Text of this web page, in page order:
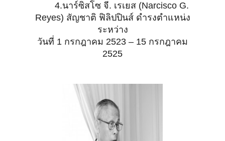
4.นาร์ซิสโซ จี. เรเยส (Narcisco G.
Reyes) สัญชาติ ฟิลิปปินส์ ดำรงตำแหน่ง
ระหว่าง
วันที่ 1 กรกฎาคม 2523 – 15 กรกฎาคม
2525